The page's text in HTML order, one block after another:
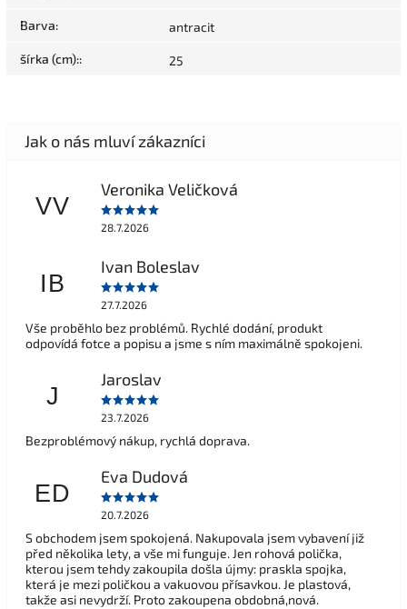
Barva: antracit
šírka (cm):: 25
VV
Veronika Veličková
28.7.2026
IB
Ivan Boleslav
27.7.2026
Vše proběhlo bez problémů. Rychlé dodání, produkt
odpovídá fotce a popisu a jsme s ním maximálně spokojeni.
J
Jaroslav
23.7.2026
Bezproblémový nákup, rychlá doprava.
ED
Eva Dudová
20.7.2026
S obchodem jsem spokojená. Nakupovala jsem vybavení již
před několika lety, a vše mi funguje. Jen rohová polička,
kterou jsem tehdy zakoupila došla újmy: praskla spojka,
která je mezi poličkou a vakuovou přísavkou. Je plastová,
takže asi nevydrží. Proto zakoupena obdobná,nová.